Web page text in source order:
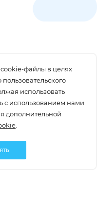
файлы в целях
использовать
с использованием нами
дополнительной